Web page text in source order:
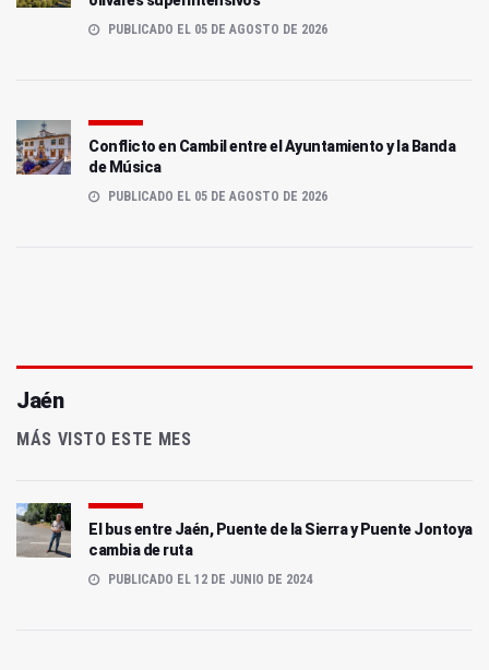
PUBLICADO EL 05 DE AGOSTO DE 2026
Conflicto en Cambil entre el Ayuntamiento y la Banda
de Música
PUBLICADO EL 05 DE AGOSTO DE 2026
Jaén
MÁS VISTO ESTE MES
El bus entre Jaén, Puente de la Sierra y Puente Jontoya
cambia de ruta
PUBLICADO EL 12 DE JUNIO DE 2024